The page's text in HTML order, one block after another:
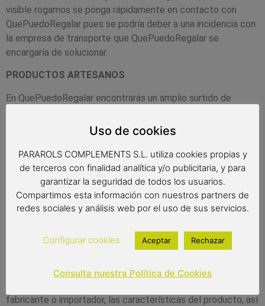
visible rogamos se ponga rápidamente en contacto con
QuePuedoRegalar pues se podría deber a una incidencia con
la empresa de transporte que QuePuedoRegalar se
encargaría de solucionar.
PRODUCTOS ARTESANOS
En QuePuedoRegalar encontrarás un amplio surtido de
productos de madera de olivo y de madera de boj. En los
variar mínimamente en cada uno de ellos al ser una
producción a mano y artesanal. Así pues el cliente puede
encontrar pequeñas diferencias sobre un mismo producto.
JUEGOS EDUCATIVOS
nuestra tienda virtual han pasado los controles de seguridad
etiquetaje, QuePuedoRegalar no comercializa ningún juguete
fabricante o importador, las características del producto, así
Uso de cookies
PARAROLS COMPLEMENTS S.L. utiliza cookies propias y
de terceros con finalidad analítica y/o publicitaria, y para
garantizar la seguridad de todos los usuarios.
Compartimos esta información con nuestros partners de
redes sociales y análisis web por el uso de sus servicios.
Configurar cookies Aceptar Rechazar
Consulta nuestra Política de Cookies